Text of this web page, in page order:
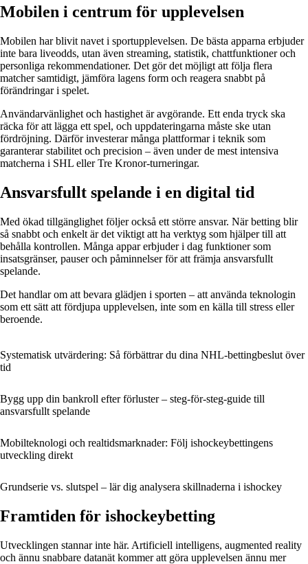
Mobilen i centrum för upplevelsen
Mobilen har blivit navet i sportupplevelsen. De bästa apparna erbjuder
inte bara liveodds, utan även streaming, statistik, chattfunktioner och
personliga rekommendationer. Det gör det möjligt att följa flera
matcher samtidigt, jämföra lagens form och reagera snabbt på
förändringar i spelet.
Användarvänlighet och hastighet är avgörande. Ett enda tryck ska
räcka för att lägga ett spel, och uppdateringarna måste ske utan
fördröjning. Därför investerar många plattformar i teknik som
garanterar stabilitet och precision – även under de mest intensiva
matcherna i SHL eller Tre Kronor-turneringar.
Ansvarsfullt spelande i en digital tid
Med ökad tillgänglighet följer också ett större ansvar. När betting blir
så snabbt och enkelt är det viktigt att ha verktyg som hjälper till att
behålla kontrollen. Många appar erbjuder i dag funktioner som
insatsgränser, pauser och påminnelser för att främja ansvarsfullt
spelande.
Det handlar om att bevara glädjen i sporten – att använda teknologin
som ett sätt att fördjupa upplevelsen, inte som en källa till stress eller
beroende.
Systematisk utvärdering: Så förbättrar du dina NHL-bettingbeslut över
tid
Bygg upp din bankroll efter förluster – steg-för-steg-guide till
ansvarsfullt spelande
Mobilteknologi och realtidsmarknader: Följ ishockeybettingens
utveckling direkt
Grundserie vs. slutspel – lär dig analysera skillnaderna i ishockey
Framtiden för ishockeybetting
Utvecklingen stannar inte här. Artificiell intelligens, augmented reality
och ännu snabbare datanät kommer att göra upplevelsen ännu mer